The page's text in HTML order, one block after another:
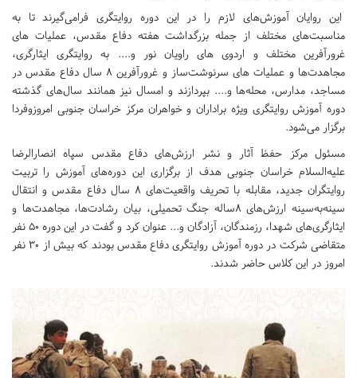
این روایان آموزش‌های لازم را در این دوره روایتگری فرامی‌گیرند تا به
مناسبت‌های مختلف از جمله بزرگداشت هفته دفاع مقدس، عملیات های
غرورآفرین مختلف و اردوی های راویان نور و.... به روایتگری ایثارگری،
مجاهدت‌ها و عملیات های سرنوشت‌ساز و غرورآفرین 8 سال دفاع مقدس در
مساجد، مدارس، محله‌ها و.... بپردازند و امسال نیز همانند سال‌های گذشته
دوره آموزش روایتگری ویژه براداران و خواهران مرکز خراسان جنوبی امروزوفردا
برگزار می‌شود.
مسئول مرکز حفظ آثار و نشر ارزش‌های دفاع مقدس سپاه انصارالرضا
علیه‌السلام خراسان جنوبی هدف از برگزاری این دوره‌های آموزش را تربیت
روایتگران جدید، مقابله با تحریف واقعیت‌های 8 سال دفاع مقدس و انتقال
سینه‌به‌سینه ارزش‌های ۸ساله جنگ تحمیلی، بیان رشادت‌ها، مجاهدت‌ها و
ایثارگری‌های شهدا، رزمندگان، آزادگان و... عنوان کرد و گفت در این دوره 50 نفر
متقاضی شرکت در دوره آموزش روایتگری دفاع مقدس بودند که بیش از 30 نفر
امروز در این کلاس حاضر شدند.